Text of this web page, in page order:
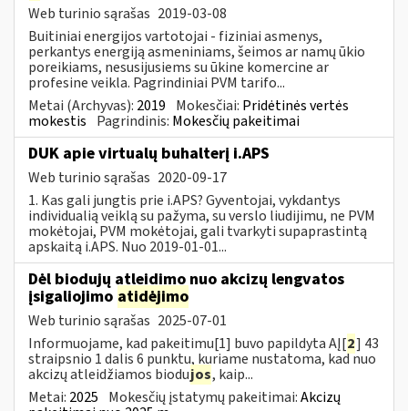
Web turinio sąrašas 2019-03-08
Buitiniai energijos vartotojai - fiziniai asmenys,
perkantys energiją asmeniniams, šeimos ar namų ūkio
poreikiams, nesusijusiems su ūkine komercine ar
profesine veikla. Pagrindiniai PVM tarifo...
Metai (Archyvas): 2019 Mokesčiai: Pridėtinės vertės
mokestis Pagrindinis: Mokesčių pakeitimai
DUK apie virtualų buhalterį i.APS
Web turinio sąrašas 2020-09-17
1. Kas gali jungtis prie i.APS? Gyventojai, vykdantys
individualią veiklą su pažyma, su verslo liudijimu, ne PVM
mokėtojai, PVM mokėtojai, gali tvarkyti supaprastintą
apskaitą i.APS. Nuo 2019-01-01...
Dėl biodujų atleidimo nuo akcizų lengvatos
įsigaliojimo atidėjimo
Web turinio sąrašas 2025-07-01
Informuojame, kad pakeitimu[1] buvo papildyta AĮ[2] 43
straipsnio 1 dalis 6 punktu, kuriame nustatoma, kad nuo
akcizų atleidžiamos biodujos, kaip...
Metai: 2025 Mokesčių įstatymų pakeitimai:Akcizų